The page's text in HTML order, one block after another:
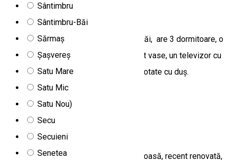
Sântimbru
Sântimbru-Băi
Sărmaș
Șașvereș
Satu Mare
Satu Mic
Satu Nou)
Secu
Secuieni
Senetea
Unitatea de cazare se află la Harghita Băi, are 3 dormitoare, o
chicinetă cu frigider și mașină de spălat vase, un televizor cu
ecran plat, o zonă de relaxare și 3 băi dotate cu duș.
Harghita Băi, nr. 5
Apartament
Casa Alex
Casa Alex este o unitat de cazare spațioasă, recent renovată,